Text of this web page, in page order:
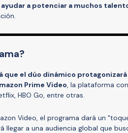
a potenciar a muchos
que el dúo dinámico
Prime Video, la plataforma
HBO Go, entre otras.
Video, el programa dará un
llegar a una audiencia global que